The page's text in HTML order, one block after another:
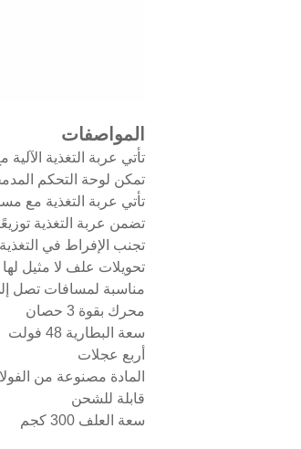
المواصفات
تأتي عربة التغذية
تمكن لوحة التحكم
تأتي عربة التغذية مع
تضمن عربة التغذية
تجنب الإفراط في
تحويلات علف لا مثيل
مناسبة لمسافات تصل إلى 600
محرك بقوة 3 حصان
سعة البطارية 48 فولت
أربع عجلات
المادة مصنوعة من
قابلة للشحن
سعة العلف 300 كجم